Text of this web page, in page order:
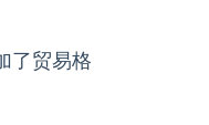
了贸易格